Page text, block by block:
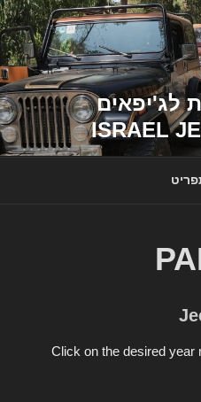
לג'יפאים
Click on the desired year